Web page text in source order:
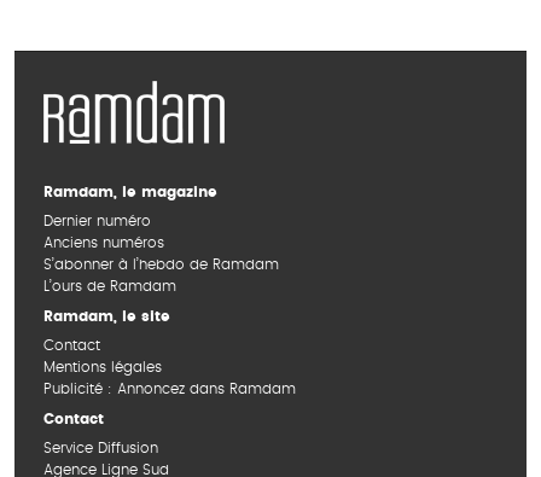
Ramdam, le magazine
Dernier numéro
Anciens numéros
S’abonner à l’hebdo de Ramdam
L’ours de Ramdam
Ramdam, le site
Contact
Mentions légales
Publicité : Annoncez dans Ramdam
Contact
Service Diffusion
Agence Ligne Sud